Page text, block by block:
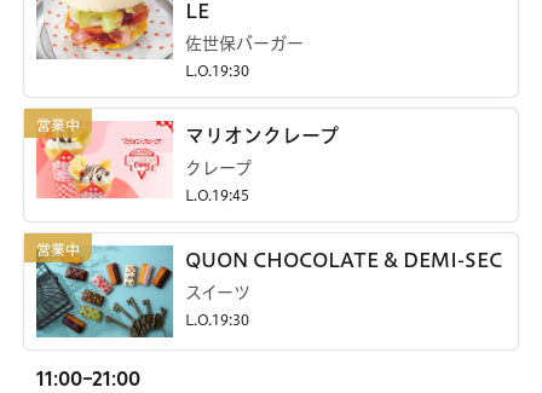
LE
佐世保バーガー
L.O.19:30
マリオンクレープ
クレープ
L.O.19:45
QUON CHOCOLATE & DEMI-SEC
スイーツ
L.O.19:30
11:00-21:00